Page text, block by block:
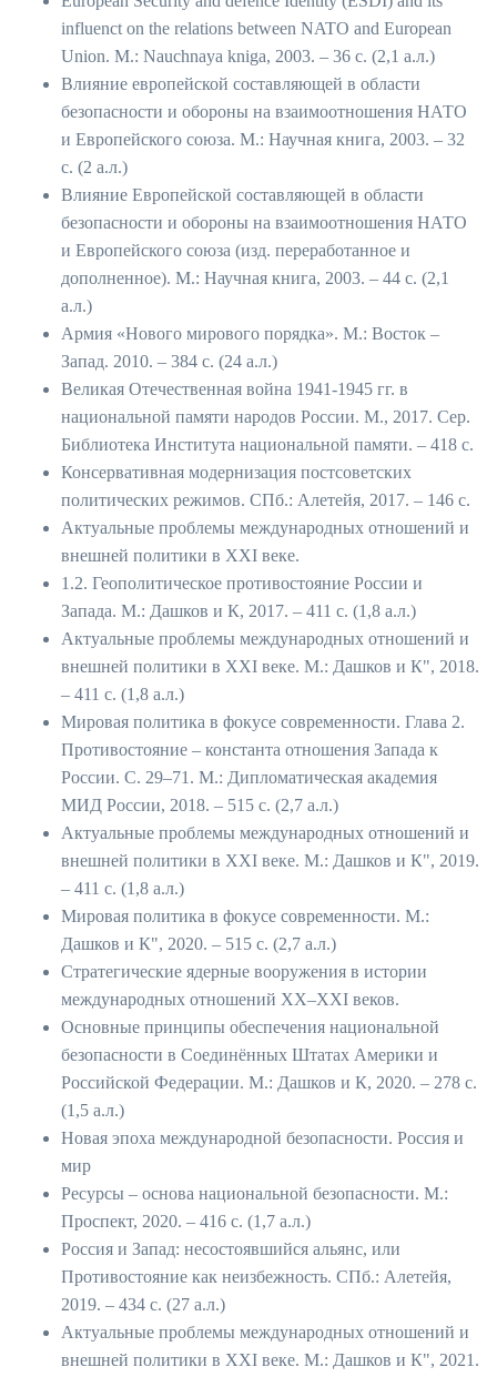
influenct on the relations between NATO and European
Union. М.: Nauchnaya kniga, 2003. – 36 с. (2,1 а.л.)
Влияние европейской составляющей в области
безопасности и обороны на взаимоотношения НАТО
и Европейского союза. М.: Научная книга, 2003. – 32
с. (2 а.л.)
Влияние Европейской составляющей в области
безопасности и обороны на взаимоотношения НАТО
и Европейского союза (изд. переработанное и
дополненное). М.: Научная книга, 2003. – 44 с. (2,1
а.л.)
Армия «Нового мирового порядка». М.: Восток –
Запад. 2010. – 384 с. (24 а.л.)
Великая Отечественная война 1941-1945 гг. в
национальной памяти народов России. М., 2017. Сер.
Библиотека Института национальной памяти. – 418 с.
Консервативная модернизация постсоветских
политических режимов. СПб.: Алетейя, 2017. – 146 с.
Актуальные проблемы международных отношений и
внешней политики в XXI веке.
1.2. Геополитическое противостояние России и
Запада. М.: Дашков и К, 2017. – 411 с. (1,8 а.л.)
Актуальные проблемы международных отношений и
внешней политики в ХХI веке. М.: Дашков и К", 2018.
– 411 с. (1,8 а.л.)
Мировая политика в фокусе современности. Глава 2.
Противостояние – константа отношения Запада к
России. С. 29–71. М.: Дипломатическая академия
МИД России, 2018. – 515 с. (2,7 а.л.)
Актуальные проблемы международных отношений и
внешней политики в ХХI веке. М.: Дашков и К", 2019.
– 411 с. (1,8 а.л.)
Мировая политика в фокусе современности. М.:
Дашков и К", 2020. – 515 с. (2,7 а.л.)
Стратегические ядерные вооружения в истории
международных отношений ХХ–ХХI веков.
Основные принципы обеспечения национальной
безопасности в Соединённых Штатах Америки и
Российской Федерации. М.: Дашков и К, 2020. – 278 с.
(1,5 а.л.)
Новая эпоха международной безопасности. Россия и
мир
Ресурсы – основа национальной безопасности. М.:
Проспект, 2020. – 416 с. (1,7 а.л.)
Россия и Запад: несостоявшийся альянс, или
Противостояние как неизбежность. СПб.: Алетейя,
2019. – 434 с. (27 а.л.)
Актуальные проблемы международных отношений и
внешней политики в XXI веке. М.: Дашков и К", 2021.